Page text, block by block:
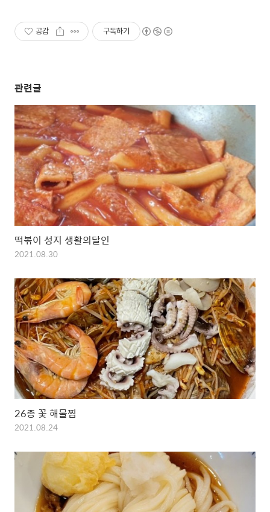
공감 구독하기
관련글
떡볶이 성지 생활의달인
2021.08.30
26종 꽃 해물찜
2021.08.24